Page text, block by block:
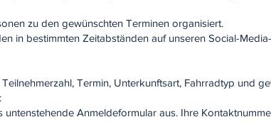
zu den gewünschten Terminen organisiert.
in bestimmten Zeitabständen auf unseren Social-
Termin, Unterkunftsart, Fahrradtyp und
untenstehende Anmeldeformular aus. Ihre